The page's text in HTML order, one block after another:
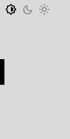
brightness_medium dark_mode light_mode